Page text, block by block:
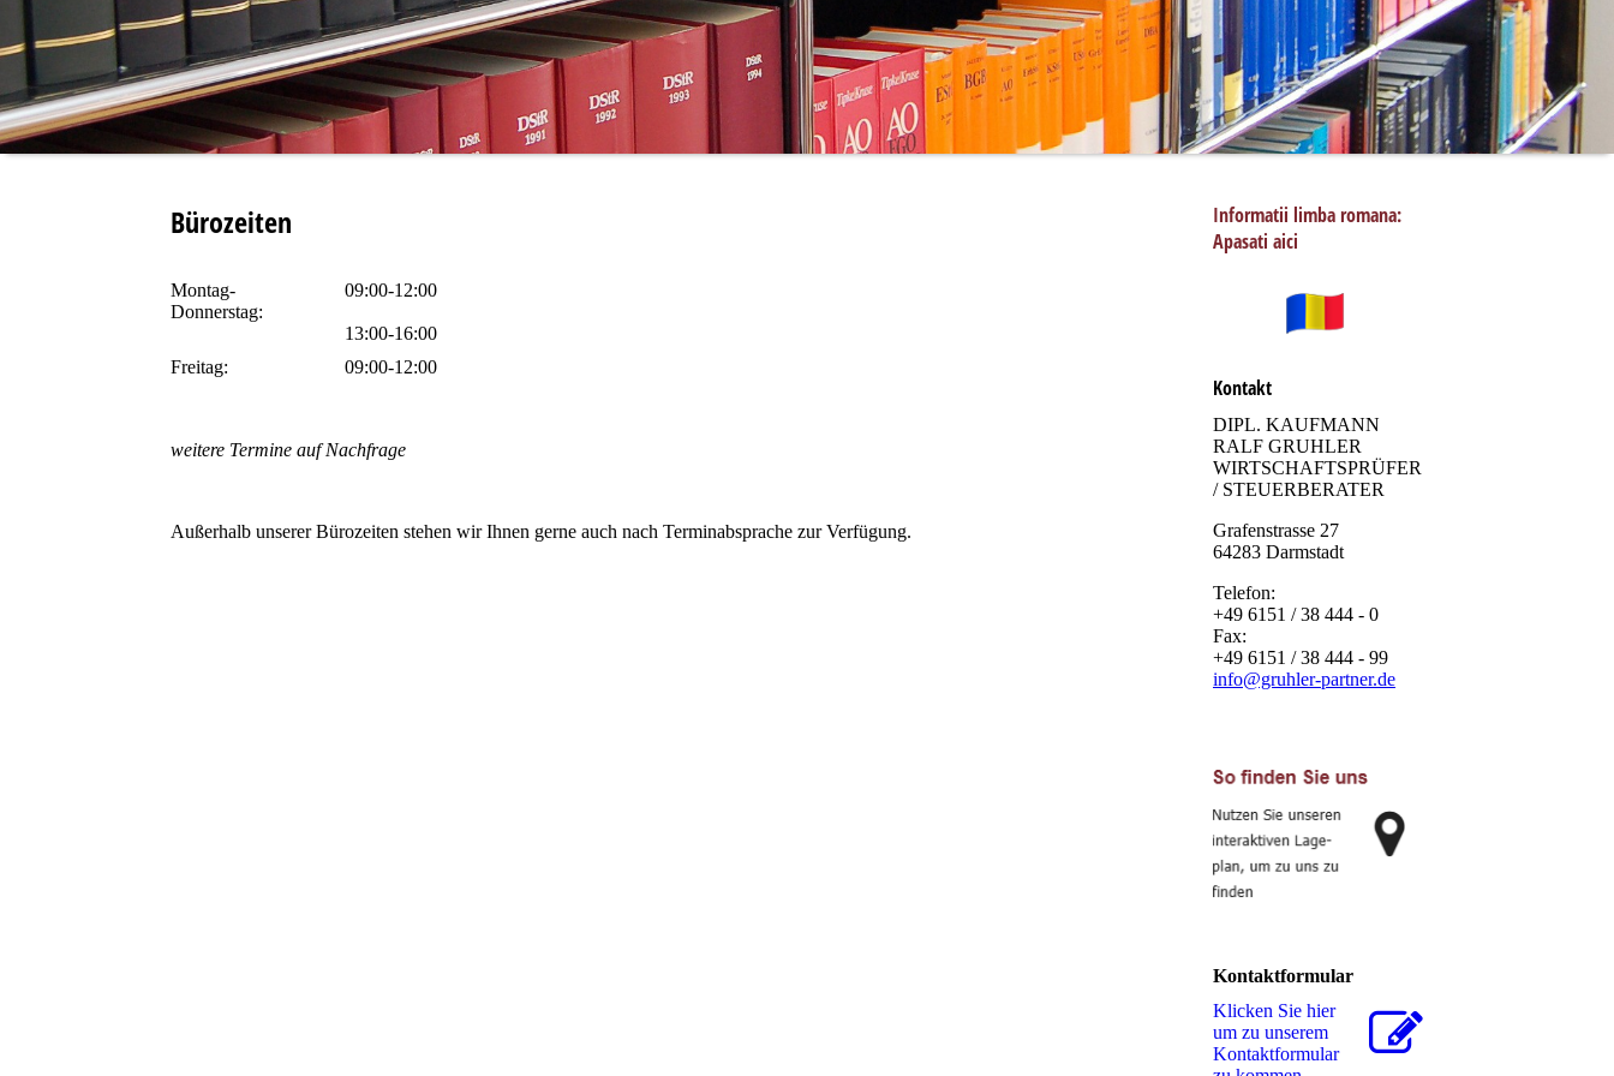
Bürozeiten
Montag-
Donnerstag:
09:00-12:00
13:00-16:00
Freitag:
09:00-12:00
weitere Termine auf Nachfrage
Außerhalb unserer Bürozeiten stehen wir Ihnen gerne auch nach Terminabsprache zur Verfügung.
Informatii limba romana:
Apasati aici
Kontakt
DIPL. KAUFMANN
RALF GRUHLER
WIRTSCHAFTSPRÜFER
/ STEUERBERATER
Grafenstrasse 27
64283 Darmstadt
Telefon:
+49 6151 / 38 444 - 0
Fax:
+49 6151 / 38 444 - 99
info@gruhler-partner.de
Kontaktformular
Klicken Sie hier
um zu unserem
Kon­takt­for­mu­lar